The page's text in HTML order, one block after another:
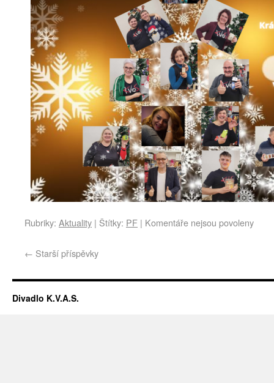
Rubriky: Aktuality | Štítky: PF | Komentáře nejsou povoleny
← Starší příspěvky
Divadlo K.V.A.S.